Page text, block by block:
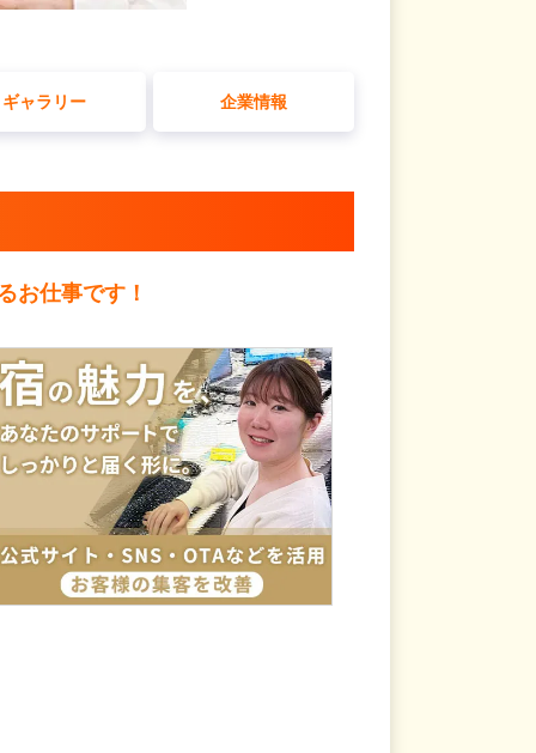
ギャラリー 企業情報
お仕事です！